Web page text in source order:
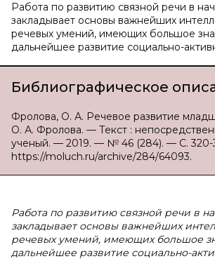
Работа по развитию связной речи в
закладывает основы важнейших
речевых умений, имеющих большое
дальнейшее развитие социально-
Библиографическое
Фролова, О. А. Речевое развитие
О. А. Фролова. — Текст :
ученый. — 2019. — № 46 (284). — С. 320-
https://moluch.ru/archive/284/64093.
Работа по развитию связной речи в
закладывает основы важнейших
речевых умений, имеющих большое
дальнейшее развитие социально-